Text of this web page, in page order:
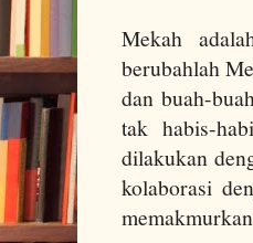
Mekah
berubahlah
dan buah-
tak habis-
dilakukan
kolaborasi